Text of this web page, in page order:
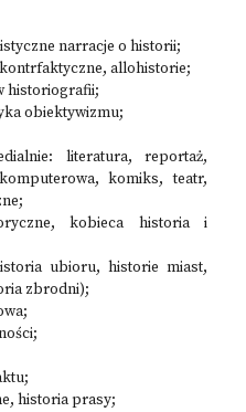
narracje o historii;
allohistorie;
historiografii;
obiektywizmu;
literatura, reportaż,
komiks, teatr,
kobieca historia i
ubioru, historie miast,
zbrodni);
historia prasy;